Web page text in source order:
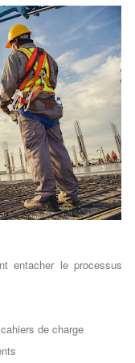
entacher le processus
de charge